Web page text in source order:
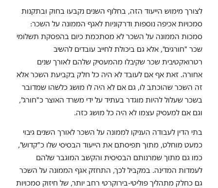
לצורך מימוש הייעוד הזה, בחלוף השנים נקבעו בחוק ובתקנות
סמכויות אכיפה נוספות ודרקוניות לאגף הממונה על השכר:
סמכות הממונה על השכר לא מסתכמת כיום בהפסקת תשלומי
שכר "חורגים", אלא גם ביכולת לחייב עובדים להשיב
רטרואקטיבית שכר שקיבלו מהמעסיק שלהם לאורך שנים
אחורה. זאת אף אם לעובד לא היה כל חלק בקביעת השכר אלא
זה השכר שהוכתב לו, גם אם לא היה לו מושג כלשהו שמדובר
בשכר שעלול להיות מוגדר בעתיד על ידי משרד האוצר כ"חורג",
וגם אם למעסיק עצמו לא היה כל מושג כזה.
בתי הדין לעבודה העניקו לממונה על השכר לאורך השנים גיבוי
כמעט מוחלט, מתוך תפיסתם את הייעוד הבסיסי שלו כ"קדוש",
כמו גם מתוך שמרנותם הבסיסית והקשב המוגבר שלהם
לעמדות המדינה. במקביל לכך, התחזק אגף הממונה על השכר
גם כחלק מתהליך פוליטי-בירוקרטי רחב יותר, של חיזוק סמכויות